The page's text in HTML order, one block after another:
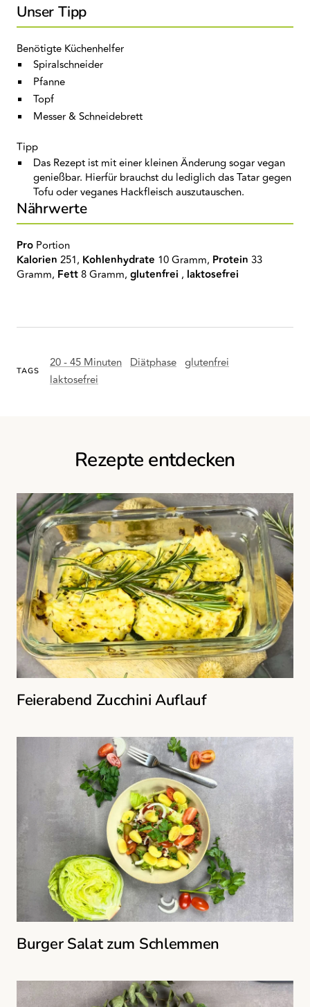
TAGS
20 - 45 Minuten Diätphase glutenfrei
laktosefrei
Unser Tipp
Benötigte Küchenhelfer
Spiralschneider
Pfanne
Topf
Messer & Schneidebrett
Tipp
Das Rezept ist mit einer kleinen Änderung sogar vegan
genießbar. Hierfür brauchst du lediglich das Tatar gegen
Tofu oder veganes Hackfleisch auszutauschen.
Nährwerte
Pro Portion
Kalorien 251, Kohlenhydrate 10 Gramm, Protein 33
Gramm, Fett8 Gramm, glutenfrei , laktosefrei
Rezepte entdecken
Feierabend Zucchini Auflauf
Burger Salat zum Schlemmen